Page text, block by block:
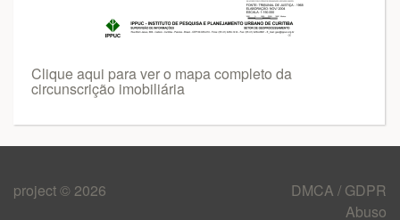
Clique aqui para ver o mapa completo da
circunscrição imobiliária
project © 2026
DMCA / GDPR
Abuso